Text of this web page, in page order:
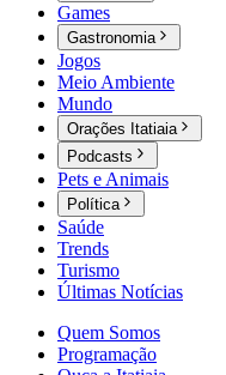
Games
Gastronomia
Jogos
Meio Ambiente
Mundo
Orações Itatiaia
Podcasts
Pets e Animais
Política
Saúde
Trends
Turismo
Últimas Notícias
Quem Somos
Programação